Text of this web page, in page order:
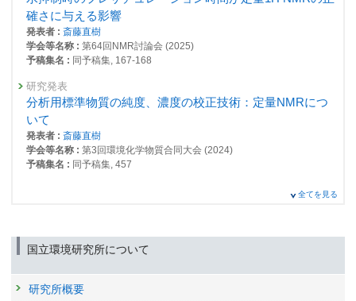
確さに与える影響
発表者 : 斎藤直樹
学会等名称 : 第64回NMR討論会 (2025)
予稿集名 : 同予稿集, 167-168
研究発表
分析用標準物質の純度、濃度の校正技術：定量NMRにつ
いて
発表者 : 斎藤直樹
学会等名称 : 第3回環境化学物質合同大会 (2024)
予稿集名 : 同予稿集, 457
発表者 :吉井咲夢,中島大介,斎藤直樹, 佐野友春, 寺崎正紀,遠藤智司
学会等名称 : 第58回日本水環境学会年会 (2024)
研究発表
全てを見る
国立環境研究所について
研究所概要